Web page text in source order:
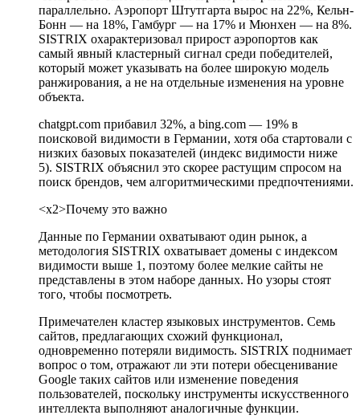
параллельно. Аэропорт Штутгарта вырос на 22%, Кельн-
Бонн — на 18%, Гамбург — на 17% и Мюнхен — на 8%.
SISTRIX охарактеризовал прирост аэропортов как
самый явный кластерный сигнал среди победителей,
который может указывать на более широкую модель
ранжирования, а не на отдельные изменения на уровне
объекта.
chatgpt.com прибавил 32%, а bing.com — 19% в
поисковой видимости в Германии, хотя оба стартовали с
низких базовых показателей (индекс видимости ниже
5). SISTRIX объяснил это скорее растущим спросом на
поиск брендов, чем алгоритмическими предпочтениями.
<х2>Почему это важно
Данные по Германии охватывают один рынок, а
методология SISTRIX охватывает домены с индексом
видимости выше 1, поэтому более мелкие сайты не
представлены в этом наборе данных. Но узоры стоят
того, чтобы посмотреть.
Примечателен кластер языковых инструментов. Семь
сайтов, предлагающих схожий функционал,
одновременно потеряли видимость. SISTRIX поднимает
вопрос о том, отражают ли эти потери обесценивание
Google таких сайтов или изменение поведения
пользователей, поскольку инструменты искусственного
интеллекта выполняют аналогичные функции.